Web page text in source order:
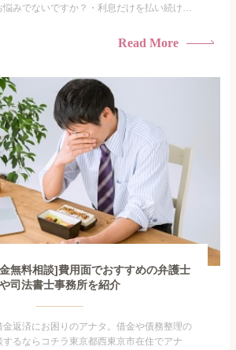
悩みでないですか？・利息だけを払い続けて
催促、取り立てで憂鬱になる。・闇金に手を
Read More
無料相談]費用面でおすすめの弁護士
や司法書士事務所を紹介
返済にお困りのアナタ。借金や債務整理の
するならコチラ東京都西東京市在住でアナ